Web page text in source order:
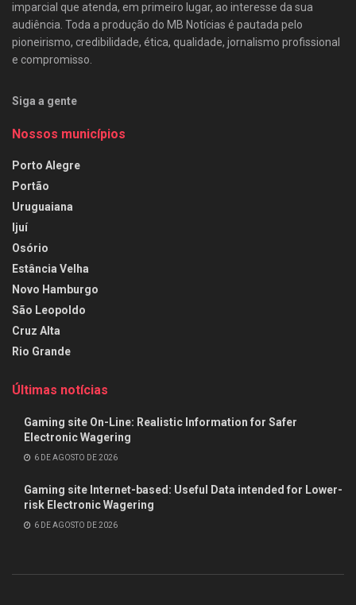
imparcial que atenda, em primeiro lugar, ao interesse da sua
audiência. Toda a produção do MB Notícias é pautada pelo
pioneirismo, credibilidade, ética, qualidade, jornalismo profissional
e compromisso.
Siga a gente
Nossos municípios
Porto Alegre
Portão
Uruguaiana
Ijuí
Osório
Estância Velha
Novo Hamburgo
São Leopoldo
Cruz Alta
Rio Grande
Últimas notícias
Gaming site On-Line: Realistic Information for Safer
Electronic Wagering
6 DE AGOSTO DE 2026
Gaming site Internet-based: Useful Data intended for Lower-
risk Electronic Wagering
6 DE AGOSTO DE 2026